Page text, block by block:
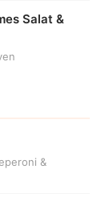
Salat &
&